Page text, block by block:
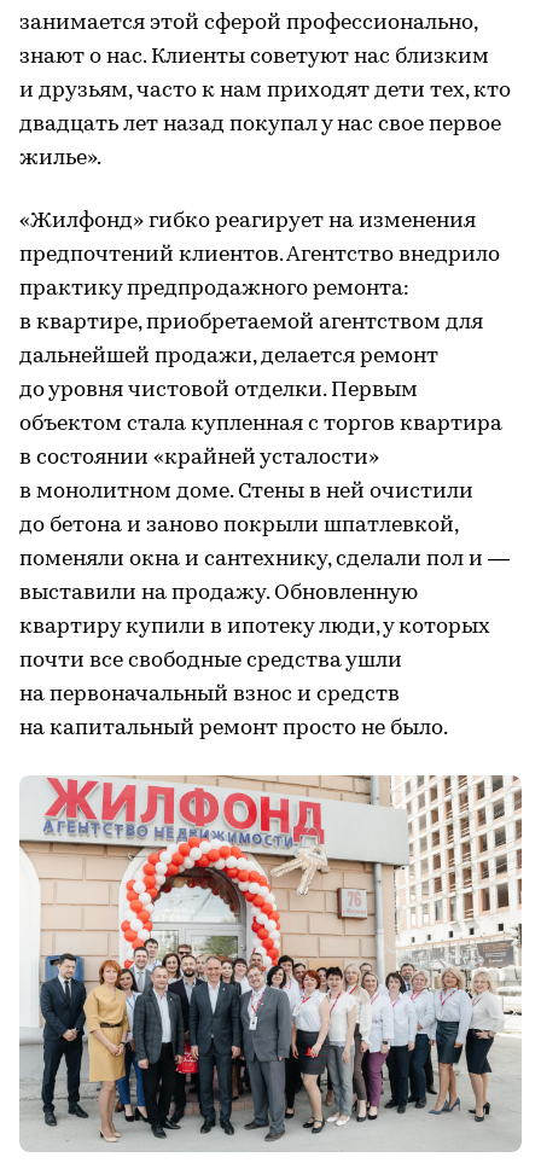
занимается этой сферой профессионально,
знают о нас. Клиенты советуют нас близким
и друзьям, часто к нам приходят дети тех, кто
двадцать лет назад покупал у нас свое первое
жилье».
«Жилфонд» гибко реагирует на изменения
предпочтений клиентов. Агентство внедрило
практику предпродажного ремонта:
в квартире, приобретаемой агентством для
дальнейшей продажи, делается ремонт
до уровня чистовой отделки. Первым
объектом стала купленная с торгов квартира
в состоянии «крайней усталости»
в монолитном доме. Стены в ней очистили
до бетона и заново покрыли шпатлевкой,
поменяли окна и сантехнику, сделали пол и —
выставили на продажу. Обновленную
квартиру купили в ипотеку люди, у которых
почти все свободные средства ушли
на первоначальный взнос и средств
на капитальный ремонт просто не было.